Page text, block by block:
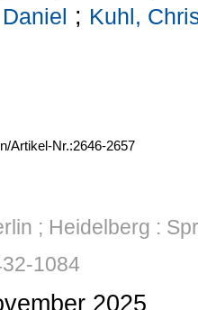
; Kuhl,
Artikel-Nr.:2646-2657
; Heidelberg :
1084
2025